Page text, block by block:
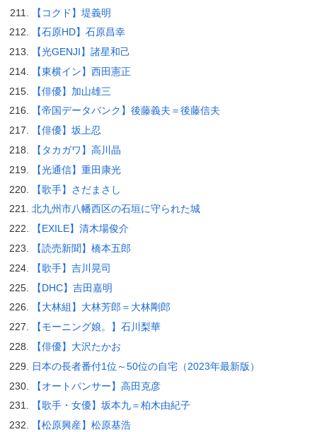
【コクド】堤義明
【石原HD】石原昌幸
【光GENJI】諸星和己
【東横イン】西田憲正
【俳優】加山雄三
【帝国データバンク】後藤義夫＝後藤信夫
【俳優】坂上忍
【タカガワ】高川晶
【光通信】重田康光
【歌手】さだまさし
北九州市八幡西区の石垣に守られた城
【EXILE】清木場俊介
【読売新聞】橋本五郎
【歌手】吉川晃司
【DHC】吉田嘉明
【大林組】大林芳郎＝大林剛郎
【モーニング娘。】石川梨華
【俳優】大沢たかお
日本の長者番付1位～50位の自宅（2023年最新版）
【オートパンサー】高田克彦
【歌手・女優】坂本九＝柏木由紀子
【松原興産】松原基浩